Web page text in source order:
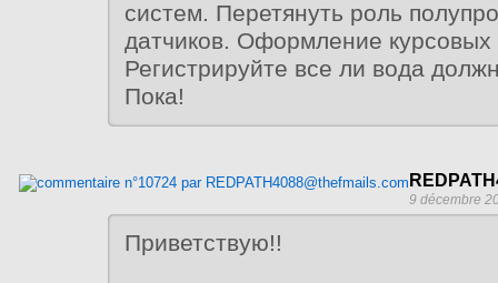
систем. Перетянуть роль
датчиков. Оформление
Регистрируйте все ли вода
Пока!
9 décembre
Приветствую!!